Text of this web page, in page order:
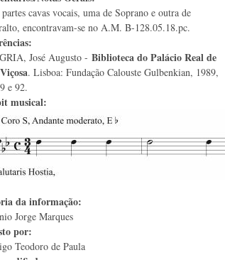
cavas vocais, uma de Soprano e outra de
encontravam-se no A.M. B-128.05.18.pc.
José Augusto - Biblioteca do Palácio Real de
. Lisboa: Fundação Calouste Gulbenkian, 1989,
e 92.
musical:
da informação:
Jorge Marques
por:
Teodoro de Paula